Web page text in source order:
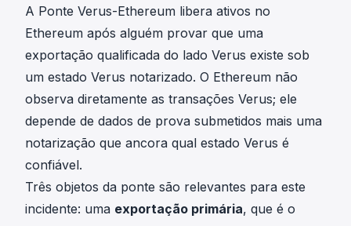
A Ponte Verus-Ethereum libera ativos no
Ethereum após alguém provar que uma
exportação qualificada do lado Verus existe sob
um estado Verus notarizado. O Ethereum não
observa diretamente as transações Verus; ele
depende de dados de prova submetidos mais uma
notarização que ancora qual estado Verus é
confiável.
Três objetos da ponte são relevantes para este
incidente: uma exportação primária, que é o